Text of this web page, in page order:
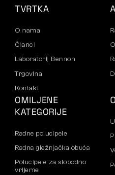
TVRTKA
O nama
Članci
Laboratorij Bennon
Trgovina
Kontakt
OMILJENE
KATEGORIJE
Radne polucipele
Radna gležnjačka obuća
Polucipele za slobodno
vrijeme